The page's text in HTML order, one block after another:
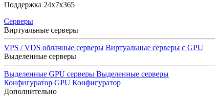
Поддержка 24x7x365
Серверы
Виртуальные серверы
VPS / VDS облачные серверы Виртуальные серверы с GPU
Выделенные серверы
Выделенные GPU серверы Выделенные серверы
Конфигуратор GPU Конфигуратор
Дополнительно